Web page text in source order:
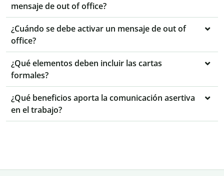
mensaje de out of office?
¿Cuándo se debe activar un mensaje de out of
office?
¿Qué elementos deben incluir las cartas
formales?
¿Qué beneficios aporta la comunicación asertiva
en el trabajo?